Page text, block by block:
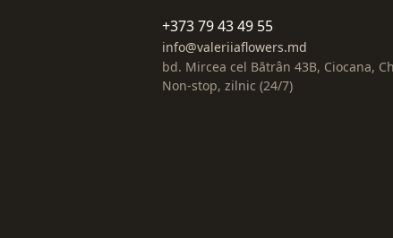
+373 79 43 49 55
info@valeriiaflowers.md
bd. Mircea cel Bătrân 43B, Ciocana,
Non-stop, zilnic (24/7)